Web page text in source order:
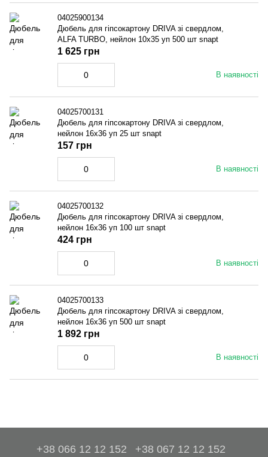
04025900134
Дюбель для гiпсокартону DRIVA зі свердлом,
ALFA TURBO, нейлон 10x35 уп 500 шт snapt
В наявності
1 625 грн
04025700131
Дюбель для гiпсокартону DRIVA зі свердлом,
нейлон 16x36 уп 25 шт snapt
В наявності
157 грн
04025700132
Дюбель для гiпсокартону DRIVA зі свердлом,
нейлон 16x36 уп 100 шт snapt
В наявності
424 грн
04025700133
Дюбель для гiпсокартону DRIVA зі свердлом,
нейлон 16x36 уп 500 шт snapt
В наявності
1 892 грн
+38 066 12 12 152 +38 067 12 12 152